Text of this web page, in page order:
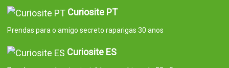
Curiosite PT
Prendas para o amigo secreto raparigas 30 anos
Curiosite ES